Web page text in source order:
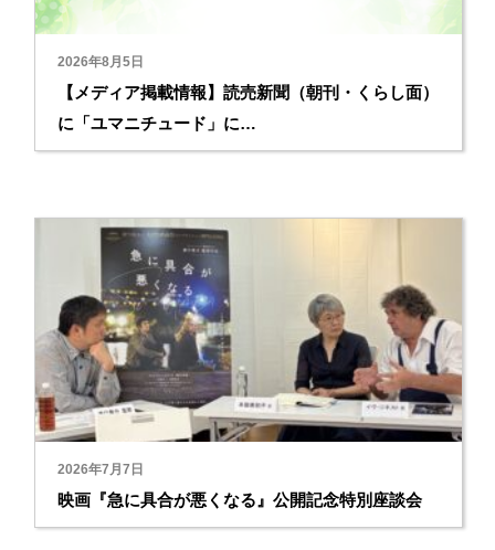
2026年8月5日
【メディア掲載情報】読売新聞（朝刊・くらし面）
に「ユマニチュード」に…
2026年7月7日
映画『急に具合が悪くなる』公開記念特別座談会